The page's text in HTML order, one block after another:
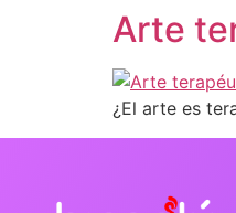
Arte
¿El arte es